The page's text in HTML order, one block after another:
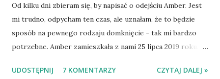
Od kilku dni zbieram się, by napisać o odejściu Amber. Jest
mi trudno, odpycham ten czas, ale uznałam, że to będzie
sposób na pewnego rodzaju domknięcie - tak mi bardzo
potrzebne. Amber zamieszkała z nami 25 lipca 2019 roku.
Mazowieckim, pojechaliśmy na wizytę zapoznawczą, a kilka
UDOSTĘPNIJ 7 KOMENTARZY CZYTAJ DALEJ »